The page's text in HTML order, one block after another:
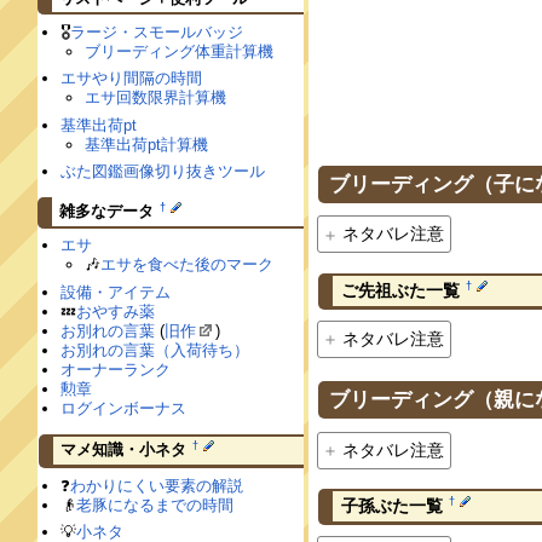
ブリーディング（子に
ネタバレ注意
ご先祖ぶた一覧 †
ネタバレ注意
ブリーディング（親に
ネタバレ注意
子孫ぶた一覧 †
🎖ラージ・スモールバッジ
ブリーディング体重計算機
エサやり間隔の時間
エサ回数限界計算機
基準出荷pt
基準出荷pt計算機
ぶた図鑑画像切り抜きツール
雑多なデータ †
エサ
🎶エサを食べた後のマーク
設備・アイテム
💤おやすみ薬
お別れの言葉 (旧作
)
お別れの言葉（入荷待ち）
オーナーランク
勲章
ログインボーナス
マメ知識・小ネタ †
❓わかりにくい要素の解説
👴老豚になるまでの時間
💡小ネタ